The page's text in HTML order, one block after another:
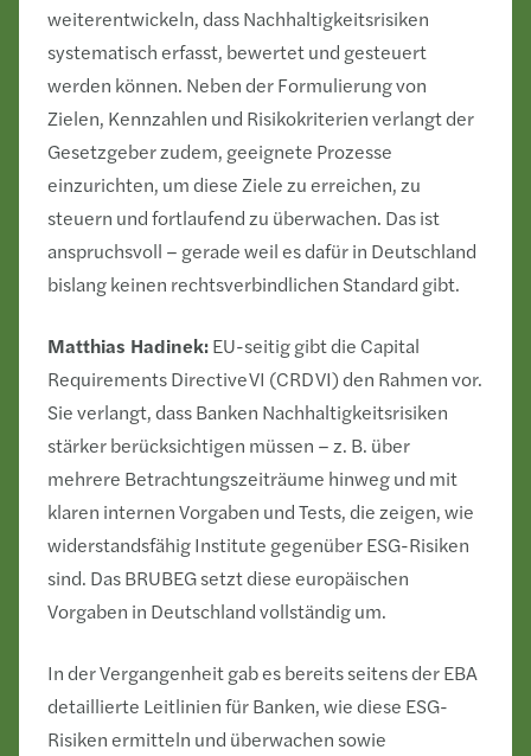
weiterentwickeln, dass Nachhaltigkeitsrisiken
systematisch erfasst, bewertet und gesteuert
werden können. Neben der Formulierung von
Zielen, Kennzahlen und Risikokriterien verlangt der
Gesetzgeber zudem, geeignete Prozesse
einzurichten, um diese Ziele zu erreichen, zu
steuern und fortlaufend zu überwachen. Das ist
anspruchsvoll – gerade weil es dafür in Deutschland
bislang keinen rechtsverbindlichen Standard gibt.
Matthias Hadinek:EU-seitig gibt die Capital
Requirements Directive VI (CRD VI) den Rahmen vor.
Sie verlangt, dass Banken Nachhaltigkeitsrisiken
stärker berücksichtigen müssen – z. B. über
mehrere Betrachtungszeiträume hinweg und mit
klaren internen Vorgaben und Tests, die zeigen, wie
widerstandsfähig Institute gegenüber ESG-Risiken
sind. Das BRUBEG setzt diese europäischen
Vorgaben in Deutschland vollständig um.
In der Vergangenheit gab es bereits seitens der EBA
detaillierte Leitlinien für Banken, wie diese ESG-
Risiken ermitteln und überwachen sowie